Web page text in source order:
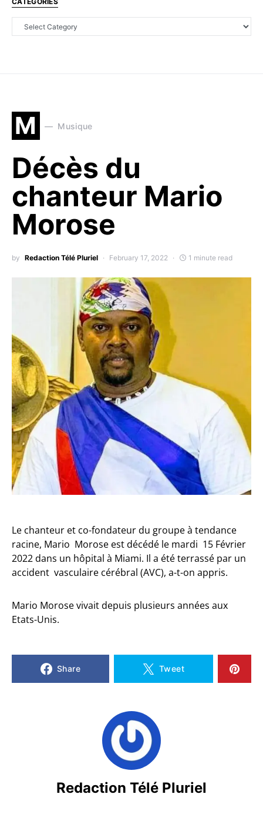
M Musique
Décès du
chanteur Mario
Morose
by Redaction Télé Pluriel February 17, 2022 1 minute read
Le chanteur et co-fondateur du groupe à tendance
racine, Mario Morose est décédé le mardi 15 Février
2022 dans un hôpital à Miami. Il a été terrassé par un
accident vasculaire cérébral (AVC), a-t-on appris.
Mario Morose vivait depuis plusieurs années aux
Etats-Unis.
Share Tweet
Redaction Télé Pluriel